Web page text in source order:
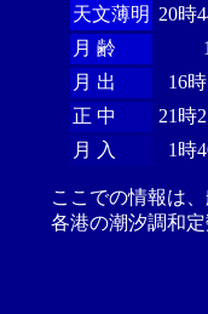
天文薄明 20時
月 齢
月 出
16
正 中
21時
月 入
1時
ここでの情報は
各港の潮汐調和